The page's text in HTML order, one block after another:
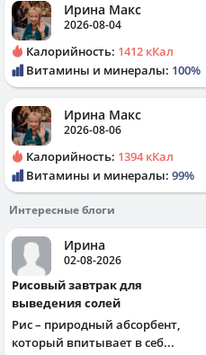
Ирина Макс
2026-08-04
Калорийность: 1412 кКал
Витамины и минералы: 100%
Ирина Макс
2026-08-06
Калорийность: 1394 кКал
Витамины и минералы: 99%
Интересные блоги
Ирина
02-08-2026
Рисовый завтрак для
выведения солей
Рис – природный абсорбент,
который впитывает в себ...